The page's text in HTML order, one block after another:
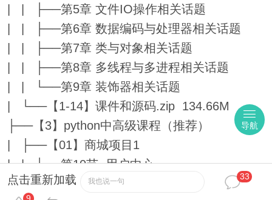
| | ├──第5章 文件IO操作相关话题
| | ├──第6章 数据编码与处理器相关话题
| | ├──第7章 类与对象相关话题
| | ├──第8章 多线程与多进程相关话题
| | └──第9章 装饰器相关话题
| └──【1-14】课件和源码.zip 134.66M
├──【3】python中高级课程（推荐）
| ├──【01】商城项目1
| | ├──第10节 用户中心
| | ├──第11节 商品数据库表设计
点击重新加载 我也说一句
33
导航